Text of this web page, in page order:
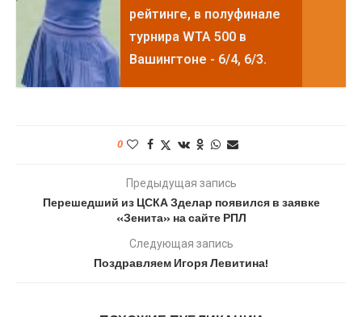
рейтинге, в полуфинале
турнира WTA 500 в
Вашингтоне - 6/4, 6/3.
0
Предыдущая запись
Перешедший из ЦСКА Зделар появился в заявке
«Зенита» на сайте РПЛ
Следующая запись
Поздравляем Игоря Левитина!